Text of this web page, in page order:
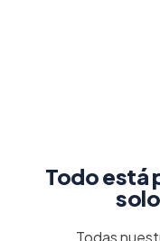
Todo está
Todas